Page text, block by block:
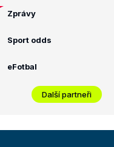
Zprávy
Sport odds
eFotbal
Další partneři